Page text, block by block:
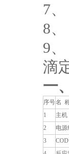
7
8
9
滴
序号名
1
主机
2
电源
3